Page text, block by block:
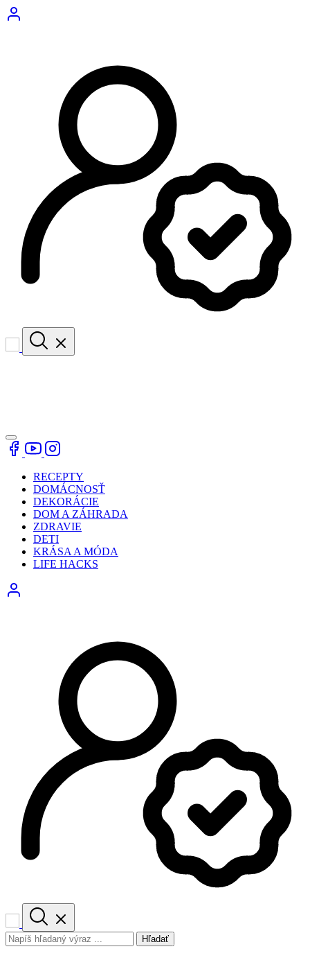
RECEPTY
DOMÁCNOSŤ
DEKORÁCIE
DOM A ZÁHRADA
ZDRAVIE
DETI
KRÁSA A MÓDA
LIFE HACKS
Hľadať